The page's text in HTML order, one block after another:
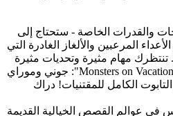
والقدرات الخاصة - ستحتاج إلى
المرعبين والألغاز الغادرة التي
تنتظرك مهام مثيرة وتحديات مثيرة
من الشخصيات الشهيرة في "Monsters on Vacation": جوني وموراي
الكامل للمقتنيات! دراك
عوالم القصص الخيالية القديمة